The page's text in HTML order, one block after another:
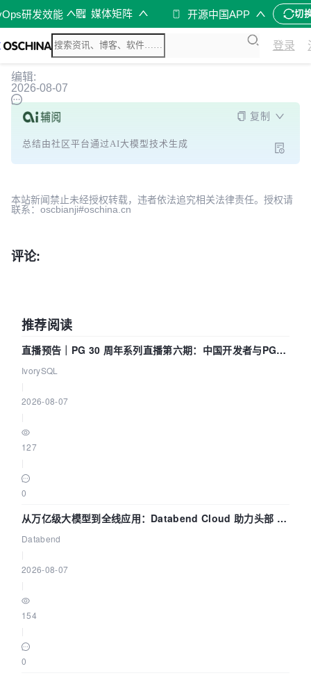
研发效能 媒体矩阵 开源中国APP 切
登录
编辑:
2026-08-07
复制
总结由社区平台通过AI大模型技术生成
本站新闻禁止未经授权转载，违者依法追究相关法律责任。授权请
联系：oscbianji#oschina.cn
评论:
推荐阅读
直播预告｜PG 30 周年系列直播第六期：中国开发者与PG内
核——我们改得动吗？我们贡献了什么？
IvorySQL
2026-08-07
127
0
从万亿级大模型到全线应用：Databend Cloud 助力头部 AI
企业构建全链路 Trace 数据管道
Databend
2026-08-07
154
0